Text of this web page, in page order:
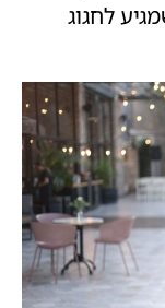
לחגוג